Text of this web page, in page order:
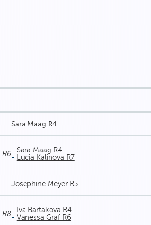
Sara Maag R4
R6- Sara Maag R4
-
Lucia Kalinova R7
Josephine Meyer R5
R8- Iva Bartakova R4
- Vanessa Graf R6